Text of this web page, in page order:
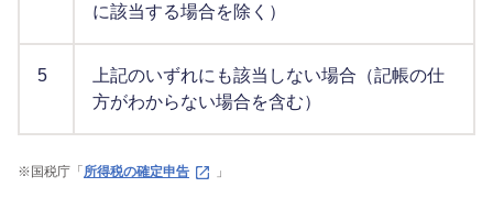
に該当する場合を除く）
5
上記のいずれにも該当しない場合（記帳の仕
方がわからない場合を含む）
※ 国税庁「 所得税の確定申告 」